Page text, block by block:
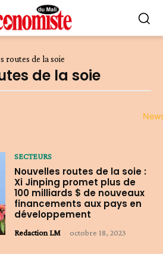
routes de la soie
de la soie
SECTEURS
Nouvelles routes de la soie :
Xi Jinping promet plus de
100 milliards $ de nouveaux
financements aux pays en
développement
Redaction LM - octobre 18, 2023